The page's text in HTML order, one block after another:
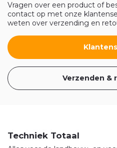
Vragen over een product of
contact op met onze
weten over verzending en
Verzenden &
Techniek Totaal